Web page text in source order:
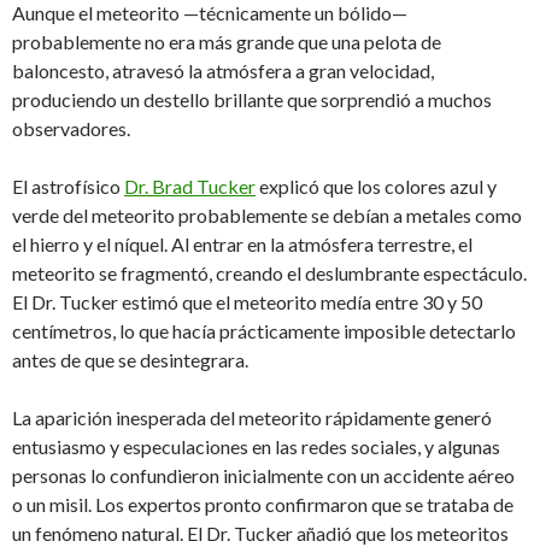
Aunque el meteorito —técnicamente un bólido—
probablemente no era más grande que una pelota de
baloncesto, atravesó la atmósfera a gran velocidad,
produciendo un destello brillante que sorprendió a muchos
observadores.
El astrofísico Dr. Brad Tuckerexplicó que los colores azul y
verde del meteorito probablemente se debían a metales como
el hierro y el níquel. Al entrar en la atmósfera terrestre, el
meteorito se fragmentó, creando el deslumbrante espectáculo.
El Dr. Tucker estimó que el meteorito medía entre 30 y 50
centímetros, lo que hacía prácticamente imposible detectarlo
antes de que se desintegrara.
La aparición inesperada del meteorito rápidamente generó
entusiasmo y especulaciones en las redes sociales, y algunas
personas lo confundieron inicialmente con un accidente aéreo
o un misil. Los expertos pronto confirmaron que se trataba de
un fenómeno natural. El Dr. Tucker añadió que los meteoritos